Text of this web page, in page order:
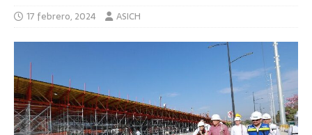
17 febrero, 2024 ASICH